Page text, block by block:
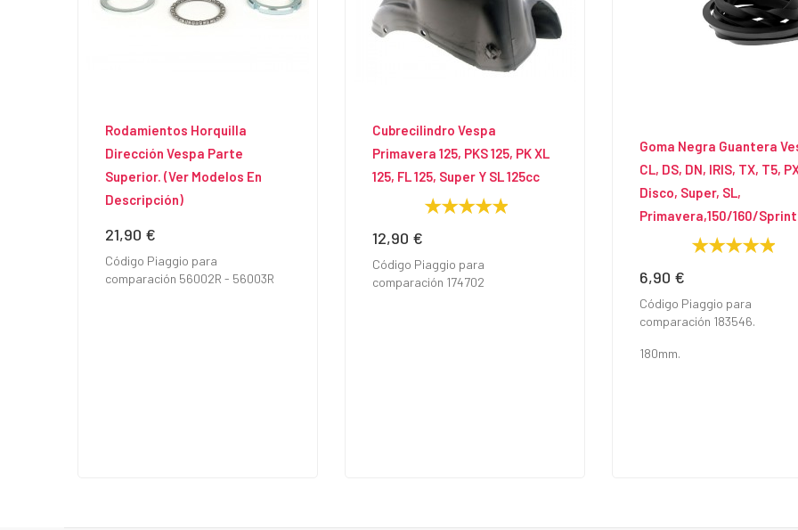
Rodamientos Horquilla
Dirección Vespa Parte
Superior. (Ver Modelos En
Descripción)
Precio
21,90 €
Código Piaggio para
comparación 56002R - 56003R
Cubrecilindro Vespa
Primavera 125, PKS 125, PK XL
125, FL 125, Super Y SL 125cc
Precio
12,90 €
Código Piaggio para
comparación 174702
Goma Negra Guantera
CL, DS, DN, IRIS, TX, T5,
Disco, Super, SL,
Primavera,150/160/Sprint
Precio
6,90 €
Código Piaggio para
comparación 183546.
180mm.